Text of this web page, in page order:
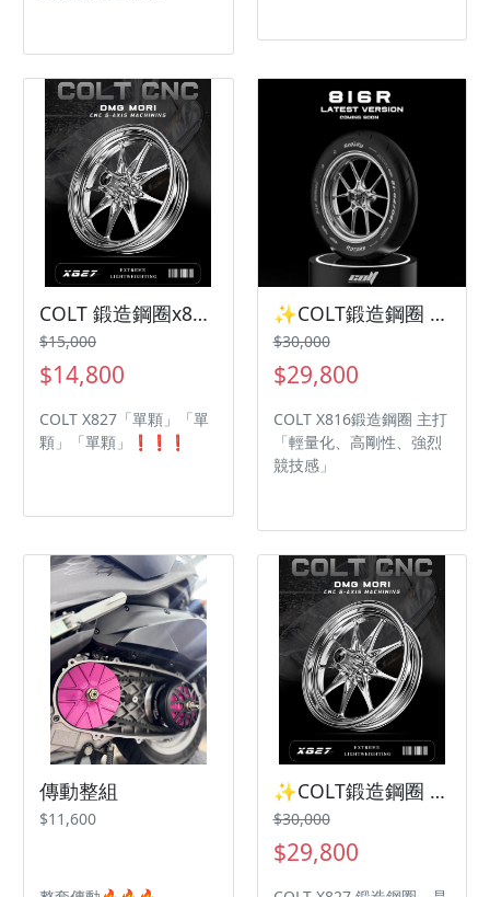
COLT 鍛造鋼圈x827 三陽機車SYM JETSl勁戰五代abs勁戰六代✨✨
$15,000
$14,800
COLT X827「單顆」「單
顆」「單顆」❗️❗️❗️
✨COLT鍛造鋼圈 X816三陽機車 SYM Drg2代 曼巴✨
$30,000
$29,800
COLT X816鍛造鋼圈 主打
「輕量化、高剛性、強烈
競技感」
傳動整組
$11,600
✨COLT鍛造鋼圈 X827 三陽機車 SYM JETSl 勁戰五代 勁戰六代
$30,000
$29,800